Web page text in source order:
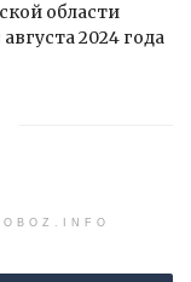
области
2024 года